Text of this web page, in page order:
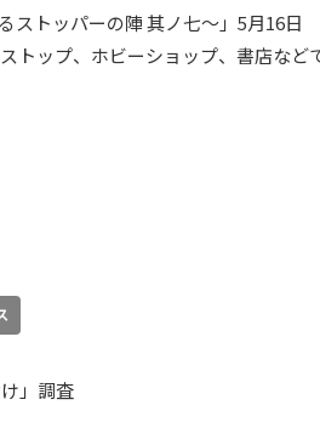
トッパーの陣 其ノ七～」5月16日
トップ、ホビーショップ、書店など
」調査